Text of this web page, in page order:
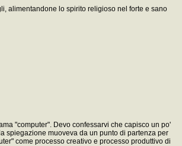
alimentandone lo spirito religioso nel forte e sano
"computer". Devo confessarvi che capisco un po'
spiegazione muoveva da un punto di partenza per
come processo creativo e processo produttivo di